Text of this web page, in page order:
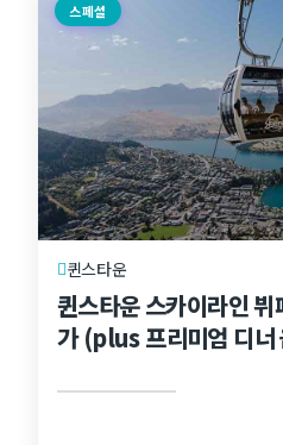
스페셜
퀸스타운
퀸스타운 스카이라인
가 (plus 프리미엄 디너